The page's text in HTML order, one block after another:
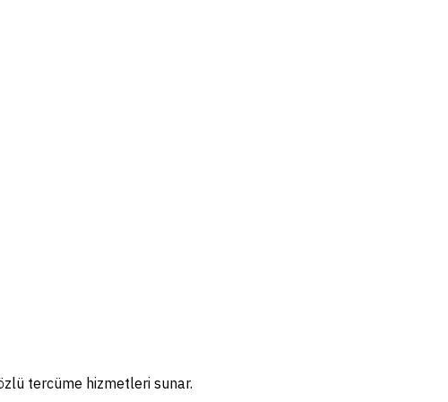
tercüme hizmetleri sunar.